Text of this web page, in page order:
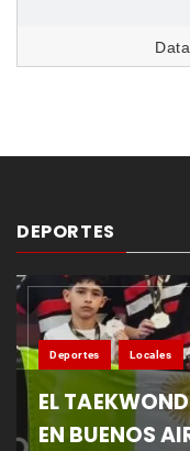
DEPORTES
Deportes Locales
EL
EN BUENOS